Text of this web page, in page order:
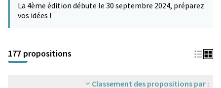
−
La 4ème édition débute le 30 septembre 2024, préparez
vos idées !
177 propositions
Classement des propositions par :